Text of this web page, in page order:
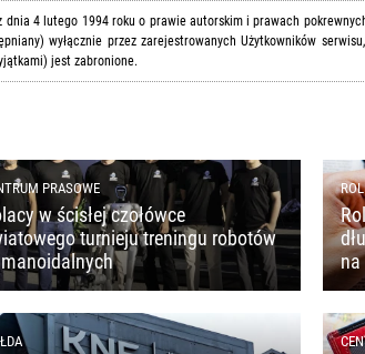
dnia 4 lutego 1994 roku o prawie autorskim i prawach
wyłącznie przez zarejestrowanych Użytkowników
jest zabronione.
PRASOWE
w ścisłej czołówce
turnieju treningu robotów
na